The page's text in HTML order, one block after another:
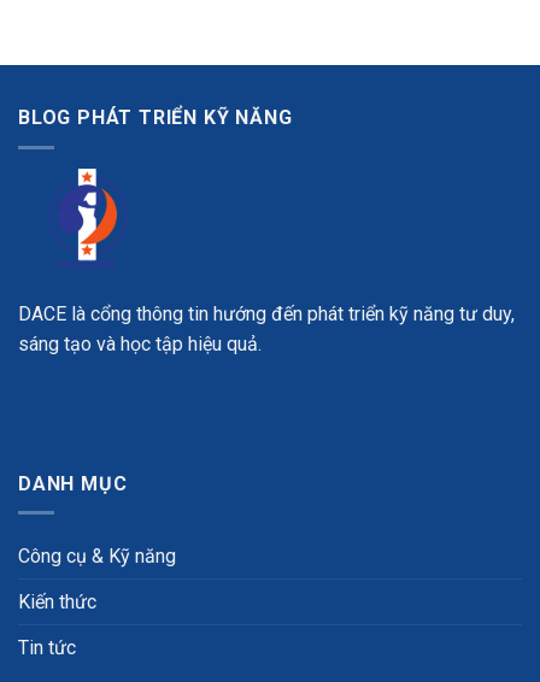
BLOG PHÁT TRIỂN KỸ NĂNG
DACE là cổng thông tin hướng đến phát triển kỹ năng tư duy,
sáng tạo và học tập hiệu quả.
DANH MỤC
Công cụ & Kỹ năng
Kiến thức
Tin tức